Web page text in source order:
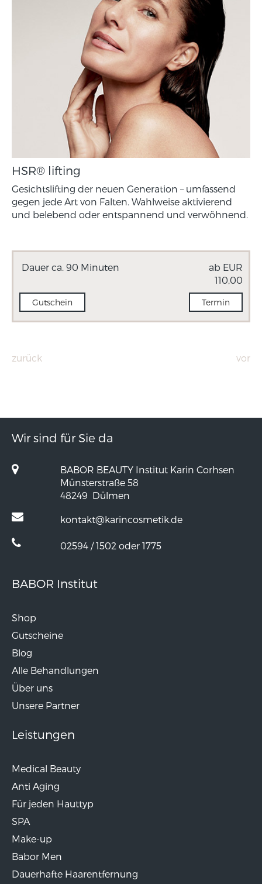
HSR® lifting
Gesichtslifting der neuen Generation – umfassend
gegen jede Art von Falten. Wahlweise aktivierend
und belebend oder entspannend und verwöhnend.
Dauer ca. 90 Minuten
ab EUR
110,00
Gutschein Termin
zurück vor
Wir sind für Sie da
BABOR BEAUTY Institut Karin Corhsen
Münsterstraße 58
48249 Dülmen
kontakt@karincosmetik.de
02594 / 1502 oder 1775
BABOR Institut
Shop
Gutscheine
Blog
Alle Behandlungen
Über uns
Unsere Partner
Leistungen
Medical Beauty
Anti Aging
Für jeden Hauttyp
SPA
Make-up
Babor Men
Dauerhafte Haarentfernung